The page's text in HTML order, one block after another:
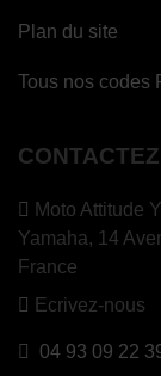
Plan du site
Tous nos codes
Moto Attitude
Yamaha, 14
France
Ecrivez-nous
04 93 09 22